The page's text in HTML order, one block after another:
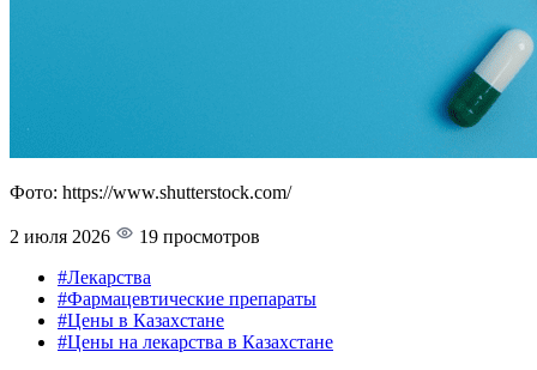
Фото: https://www.shutterstock.com/
2 июля 2026
19 просмотров
#Лекарства
#Фармацевтические препараты
#Цены в Казахстане
#Цены на лекарства в Казахстане